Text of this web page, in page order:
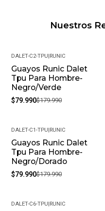
Nuestros
-56%
DALET-C2-TPU|RUNIC
Guayos Runic Dalet
Tpu Para Hombre-
Negro/Verde
$79.990$179.990
-56%
DALET-C1-TPU|RUNIC
Guayos Runic Dalet
Tpu Para Hombre-
Negro/Dorado
$79.990$179.990
DALET-C6-TPU|RUNIC